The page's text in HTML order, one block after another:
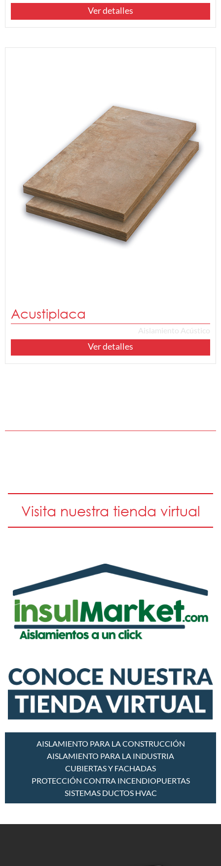
Ver detalles
Acustiplaca
Aislamiento Acústico
Ver detalles
Visita nuestra tienda virtual
AISLAMIENTO PARA LA CONSTRUCCIÓN
AISLAMIENTO PARA LA INDUSTRIA
CUBIERTAS Y FACHADAS
PROTECCIÓN CONTRA INCENDIOPUERTAS
SISTEMAS DUCTOS HVAC